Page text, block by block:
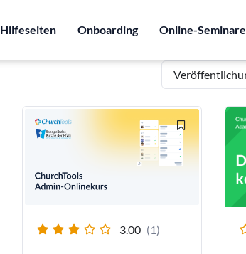
Hilfeseiten Onboarding Online-Seminare
3.00 (1)